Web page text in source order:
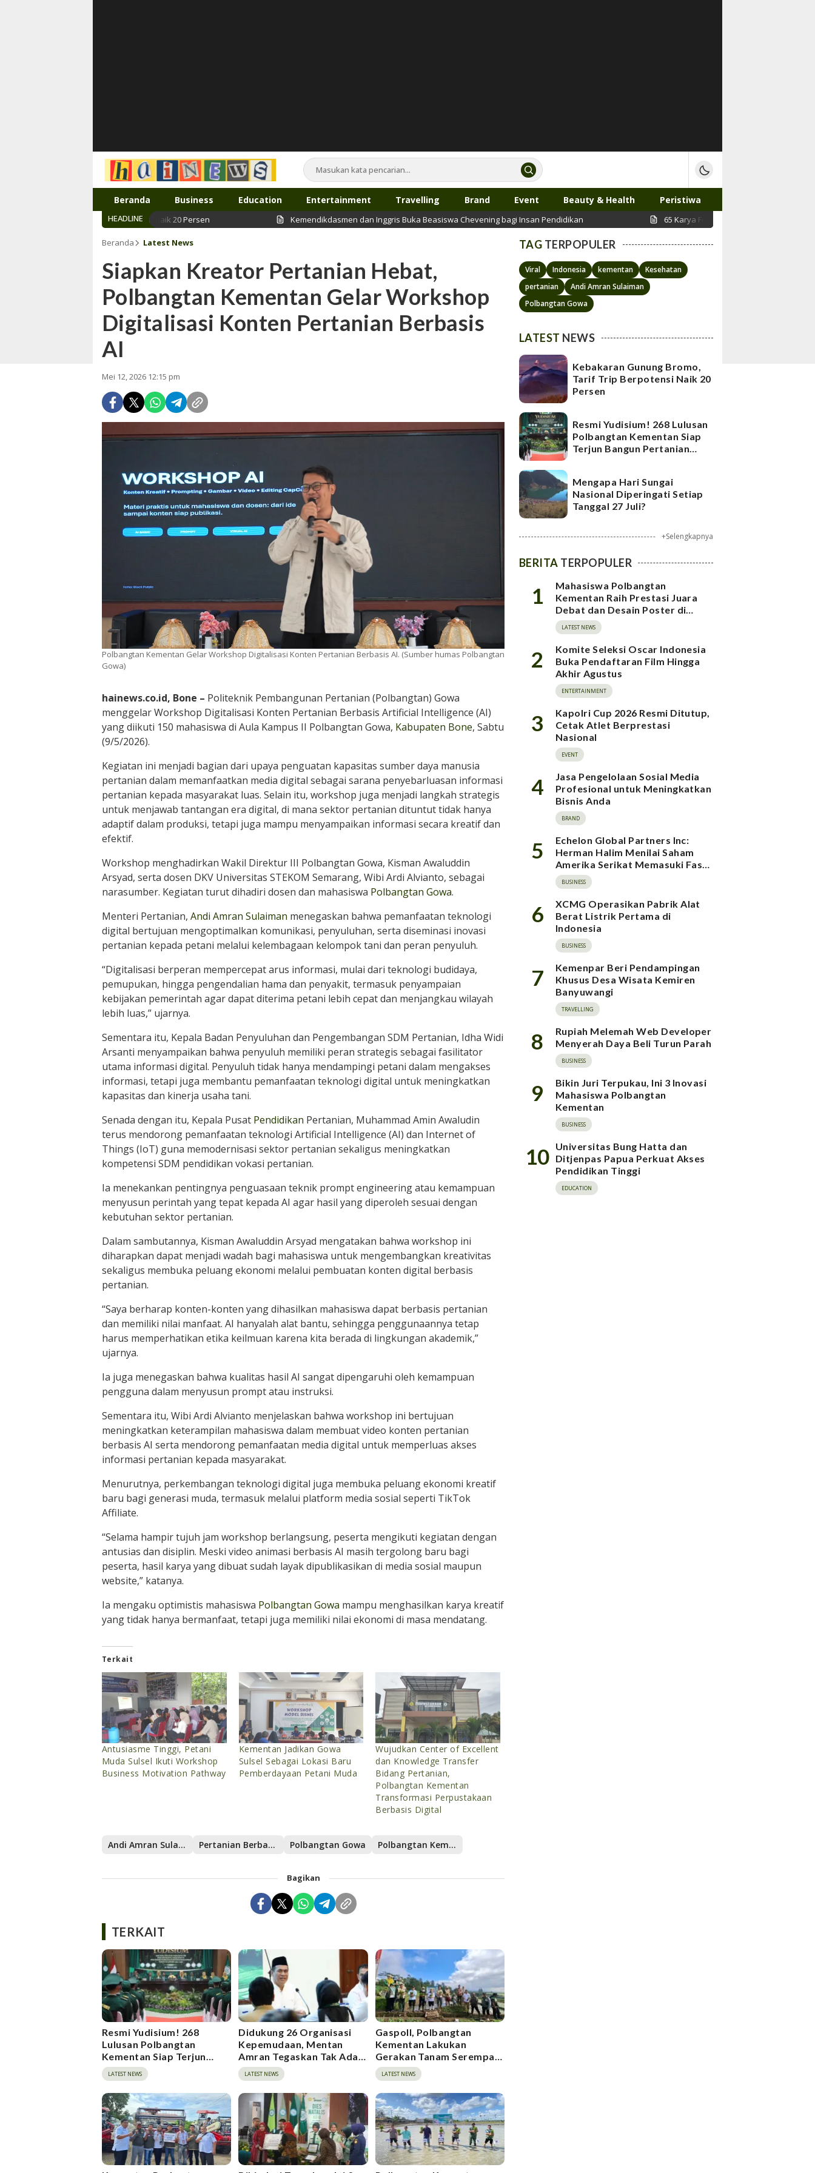
Inspirasi muda karya mandiri
Beranda Business Education Entertainment Travelling Brand Event Beauty & Health Peristiwa
HEADLINE
Bromo, Tarif Trip Berpotensi Naik 20 Persen Kemendikdasmen dan Inggris Buka Beasiswa Chevening bagi Insan Pendidikan 65 Karya Foto Prahara Pulau Emas Rekam Jejak
Beranda Latest News
Siapkan Kreator Pertanian Hebat,
Polbangtan Kementan Gelar Workshop
Digitalisasi Konten Pertanian Berbasis
AI
Mei 12, 2026 12:15 pm
Polbangtan Kementan Gelar Workshop Digitalisasi Konten Pertanian Berbasis AI. (Sumber humas Polbangtan
Gowa)
hainews.co.id, Bone – Politeknik Pembangunan Pertanian (Polbangtan) Gowa
menggelar Workshop Digitalisasi Konten Pertanian Berbasis Artificial Intelligence (AI)
yang diikuti 150 mahasiswa di Aula Kampus II Polbangtan Gowa, Kabupaten Bone, Sabtu
(9/5/2026).
Kegiatan ini menjadi bagian dari upaya penguatan kapasitas sumber daya manusia
pertanian dalam memanfaatkan media digital sebagai sarana penyebarluasan informasi
pertanian kepada masyarakat luas. Selain itu, workshop juga menjadi langkah strategis
untuk menjawab tantangan era digital, di mana sektor pertanian dituntut tidak hanya
adaptif dalam produksi, tetapi juga mampu menyampaikan informasi secara kreatif dan
efektif.
Workshop menghadirkan Wakil Direktur III Polbangtan Gowa, Kisman Awaluddin
Arsyad, serta dosen DKV Universitas STEKOM Semarang, Wibi Ardi Alvianto, sebagai
narasumber. Kegiatan turut dihadiri dosen dan mahasiswa Polbangtan Gowa.
Menteri Pertanian, Andi Amran Sulaiman menegaskan bahwa pemanfaatan teknologi
digital bertujuan mengoptimalkan komunikasi, penyuluhan, serta diseminasi inovasi
pertanian kepada petani melalui kelembagaan kelompok tani dan peran penyuluh.
“Digitalisasi berperan mempercepat arus informasi, mulai dari teknologi budidaya,
pemupukan, hingga pengendalian hama dan penyakit, termasuk penyampaian
kebijakan pemerintah agar dapat diterima petani lebih cepat dan menjangkau wilayah
lebih luas,” ujarnya.
Sementara itu, Kepala Badan Penyuluhan dan Pengembangan SDM Pertanian, Idha Widi
Arsanti menyampaikan bahwa penyuluh memiliki peran strategis sebagai fasilitator
utama informasi digital. Penyuluh tidak hanya mendampingi petani dalam mengakses
informasi, tetapi juga membantu pemanfaatan teknologi digital untuk meningkatkan
kapasitas dan kinerja usaha tani.
Senada dengan itu, Kepala Pusat Pendidikan Pertanian, Muhammad Amin Awaludin
terus mendorong pemanfaatan teknologi Artificial Intelligence (AI) dan Internet of
Things (IoT) guna memodernisasi sektor pertanian sekaligus meningkatkan
kompetensi SDM pendidikan vokasi pertanian.
Ia menekankan pentingnya penguasaan teknik prompt engineering atau kemampuan
menyusun perintah yang tepat kepada AI agar hasil yang diperoleh sesuai dengan
kebutuhan sektor pertanian.
Dalam sambutannya, Kisman Awaluddin Arsyad mengatakan bahwa workshop ini
diharapkan dapat menjadi wadah bagi mahasiswa untuk mengembangkan kreativitas
sekaligus membuka peluang ekonomi melalui pembuatan konten digital berbasis
pertanian.
“Saya berharap konten-konten yang dihasilkan mahasiswa dapat berbasis pertanian
dan memiliki nilai manfaat. AI hanyalah alat bantu, sehingga penggunaannya tetap
harus memperhatikan etika keilmuan karena kita berada di lingkungan akademik,”
ujarnya.
Ia juga menegaskan bahwa kualitas hasil AI sangat dipengaruhi oleh kemampuan
pengguna dalam menyusun prompt atau instruksi.
Sementara itu, Wibi Ardi Alvianto menjelaskan bahwa workshop ini bertujuan
meningkatkan keterampilan mahasiswa dalam membuat video konten pertanian
berbasis AI serta mendorong pemanfaatan media digital untuk memperluas akses
informasi pertanian kepada masyarakat.
Menurutnya, perkembangan teknologi digital juga membuka peluang ekonomi kreatif
baru bagi generasi muda, termasuk melalui platform media sosial seperti TikTok
Affiliate.
“Selama hampir tujuh jam workshop berlangsung, peserta mengikuti kegiatan dengan
antusias dan disiplin. Meski video animasi berbasis AI masih tergolong baru bagi
peserta, hasil karya yang dibuat sudah layak dipublikasikan di media sosial maupun
website,” katanya.
Ia mengaku optimistis mahasiswa Polbangtan Gowa mampu menghasilkan karya kreatif
yang tidak hanya bermanfaat, tetapi juga memiliki nilai ekonomi di masa mendatang.
Terkait
Antusiasme Tinggi, Petani
Muda Sulsel Ikuti Workshop
Business Motivation Pathway
Kementan Jadikan Gowa
Sulsel Sebagai Lokasi Baru
Pemberdayaan Petani Muda
Wujudkan Center of Excellent
dan Knowledge Transfer
Bidang Pertanian,
Polbangtan Kementan
Transformasi Perpustakaan
Berbasis Digital
Andi Amran Sulaiman Pertanian Berbasis AI Polbangtan Gowa Polbangtan Kementan
Bagikan
TERKAIT
Resmi Yudisium! 268
Lulusan Polbangtan
Kementan Siap Terjun
Bangun Pertanian
Indonesia
LATEST NEWS
Didukung 26 Organisasi
Kepemudaan, Mentan
Amran Tegaskan Tak Ada
Ruang bagi Mafia Beras
Fortifikasi
LATEST NEWS
Gaspoll, Polbangtan
Kementan Lakukan
Gerakan Tanam Serempak
Metode Tanam Pindah di
Sinjai
LATEST NEWS
TAG TERPOPULER
Viral Indonesia kementan
Kesehatan
pertanian
Andi Amran Sulaiman
Polbangtan Gowa
LATEST NEWS
Kebakaran Gunung Bromo,
Tarif Trip Berpotensi Naik 20
Persen
Resmi Yudisium! 268 Lulusan
Polbangtan Kementan Siap
Terjun Bangun Pertanian
Mengapa Hari Sungai
Nasional Diperingati Setiap
Tanggal 27 Juli?
+Selengkapnya
BERITA TERPOPULER
1
Mahasiswa Polbangtan
Kementan Raih Prestasi Juara
Debat dan Desain Poster di
BAMPIWIL 2026
LATEST NEWS
2
Komite Seleksi Oscar Indonesia
Buka Pendaftaran Film Hingga
Akhir Agustus
ENTERTAINMENT
3
Kapolri Cup 2026 Resmi Ditutup,
Cetak Atlet Berprestasi
Nasional
EVENT
4
Jasa Pengelolaan Sosial Media
Profesional untuk Meningkatkan
Bisnis Anda
BRAND
5
Echelon Global Partners Inc:
Herman Halim Menilai Saham
Amerika Serikat Memasuki Fase
Risiko Ekspektasi Tinggi, Rating
Pasar Saham Indonesia Direvisi
Naik
BUSINESS
6
XCMG Operasikan Pabrik Alat
Berat Listrik Pertama di
Indonesia
BUSINESS
7
Kemenpar Beri Pendampingan
Khusus Desa Wisata Kemiren
Banyuwangi
TRAVELLING
8
Rupiah Melemah Web Developer
Menyerah Daya Beli Turun Parah
BUSINESS
9
Bikin Juri Terpukau, Ini 3 Inovasi
Mahasiswa Polbangtan
Kementan
BUSINESS
10 Universitas Bung Hatta dan
Ditjenpas Papua Perkuat Akses
Pendidikan Tinggi
EDUCATION